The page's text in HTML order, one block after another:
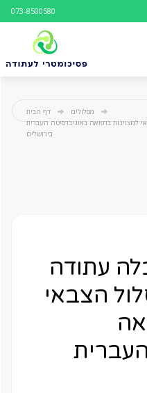
073-8500580
דף הבית
מסלולים
ברפואה באוניברסיטה העברית
בירושלים
עתודה
הצבאי